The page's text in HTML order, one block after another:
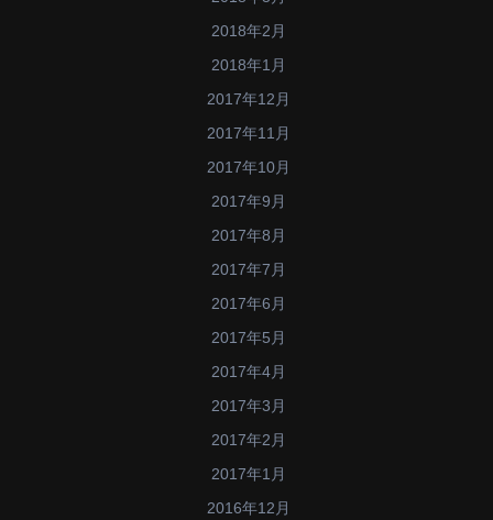
2018年2月
2018年1月
2017年12月
2017年11月
2017年10月
2017年9月
2017年8月
2017年7月
2017年6月
2017年5月
2017年4月
2017年3月
2017年2月
2017年1月
2016年12月